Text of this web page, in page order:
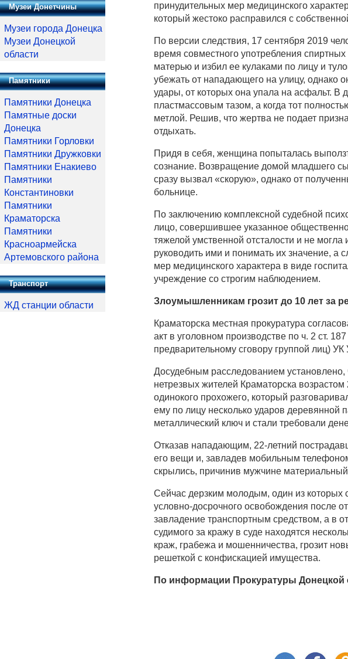
принудительных мер медицинского
который жестоко расправился с
По версии следствия, 17 сентября 2019
время совместного употребления
матерью и избил ее кулаками по лицу и
убежать от нападающего на улицу, однако
удары, от которых она упала на асфальт.
пластмассовым тазом, а когда тот
метлой. Решив, что жертва не подает
отдыхать.
Придя в себя, женщина попыталась
сознание. Возвращение домой младшего
сразу вызвал «скорую», однако от
больнице.
По заключению комплексной судебной
лицо, совершившее указанное
тяжелой умственной отсталости и не
руководить ими и понимать их значение, а
мер медицинского характера в виде
учреждение со строгим наблюдением.
Злоумышленникам грозит до 10 лет за
Краматорска местная прокуратура
акт в уголовном производстве по ч. 2 ст.
предварительному сговору группой лиц) УК
Досудебным расследованием установлено,
нетрезвых жителей Краматорска возрастом
одинокого прохожего, который
ему по лицу несколько ударов деревянной
металлический ключ и стали требовали
Отказав нападающим, 22-летний
его вещи и, завладев мобильным
скрылись, причинив мужчине
Сейчас дерзким молодым, один из которых
условно-досрочного освобождения после
завладение транспортным средством, а в
судимого за кражу в суде находятся
краж, грабежа и мошенничества, грозит
решеткой с конфискацией имущества.
По информации Прокуратуры Донецкой
Музеи Донетчины
Музеи города Донецка
Музеи Донецкой
области
Памятники
Памятники Донецка
Памятные доски
Донецка
Памятники Горловки
Памятники Дружковки
Памятники Енакиево
Памятники
Константиновки
Памятники
Краматорска
Памятники
Красноармейска
Артемовского района
Транспорт
ЖД станции области